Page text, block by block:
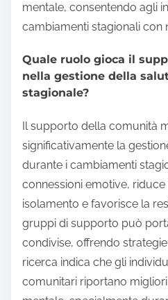
mentale, consentendo agli
cambiamenti stagionali con
Quale ruolo gioca il
nella gestione della
stagionale?
Il supporto della comunità
significativamente la
durante i cambiamenti
connessioni emotive, riduce
isolamento e favorisce la
gruppi di supporto può
condivise, offrendo
ricerca indica che gli
comunitari riportano